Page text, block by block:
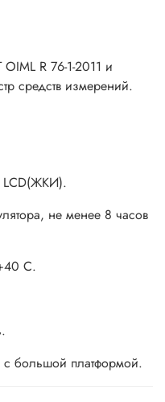
R 76-1-2011 и
средств измерений.
не менее 8 часов
С.
большой платформой.